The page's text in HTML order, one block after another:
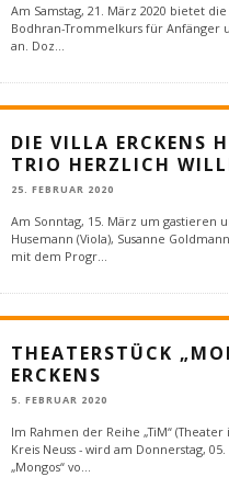
Am Samstag, 21. März 2020 bietet
Bodhran-Trommelkurs für Anfänger
an. Doz
DIE VILLA ERCKENS
RIO HERZLICH
25. FEBRUAR 2020
Am Sonntag, 15. März um gastieren
Husemann (Viola), Susanne
mit dem Progr...
THEATERSTÜCK
ERCKENS
5. FEBRUAR 2020
Im Rahmen der Reihe „TiM“
Kreis Neuss - wird am Donnerstag,
„Mongos“ vo...